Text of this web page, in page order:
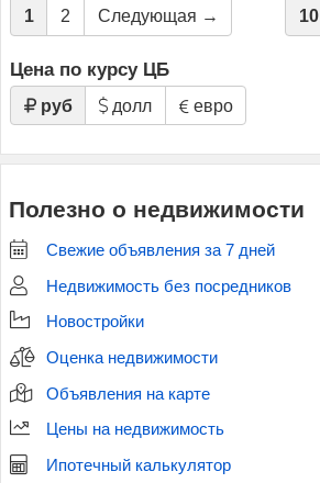
1 2 Следующая → 10
Цена по курсу ЦБ
руб долл евро
Полезно о недвижимости
Свежие объявления за 7 дней
Недвижимость без посредников
Новостройки
Оценка недвижимости
Объявления на карте
Цены на недвижимость
Ипотечный калькулятор